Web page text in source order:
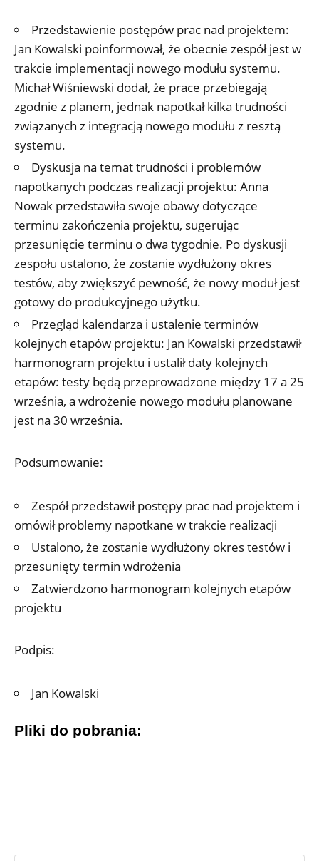
Przedstawienie postępów prac nad projektem:
Jan Kowalski poinformował, że obecnie zespół jest w
trakcie implementacji nowego modułu systemu.
Michał Wiśniewski dodał, że prace przebiegają
zgodnie z planem, jednak napotkał kilka trudności
związanych z integracją nowego modułu z resztą
systemu.
Dyskusja na temat trudności i problemów
napotkanych podczas realizacji projektu: Anna
Nowak przedstawiła swoje obawy dotyczące
terminu zakończenia projektu, sugerując
przesunięcie terminu o dwa tygodnie. Po dyskusji
zespołu ustalono, że zostanie wydłużony okres
testów, aby zwiększyć pewność, że nowy moduł jest
gotowy do produkcyjnego użytku.
Przegląd kalendarza i ustalenie terminów
kolejnych etapów projektu: Jan Kowalski przedstawił
harmonogram projektu i ustalił daty kolejnych
etapów: testy będą przeprowadzone między 17 a 25
września, a wdrożenie nowego modułu planowane
jest na 30 września.
Podsumowanie:
Zespół przedstawił postępy prac nad projektem i
omówił problemy napotkane w trakcie realizacji
Ustalono, że zostanie wydłużony okres testów i
przesunięty termin wdrożenia
Zatwierdzono harmonogram kolejnych etapów
projektu
Podpis:
Jan Kowalski
Pliki do pobrania: